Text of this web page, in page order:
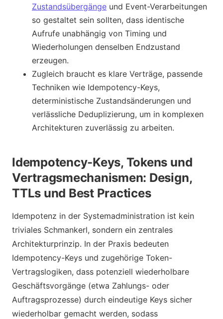
Zustandsübergänge und Event-Verarbeitungen
so gestaltet sein sollten, dass identische
Aufrufe unabhängig von Timing und
Wiederholungen denselben Endzustand
erzeugen.
Zugleich braucht es klare Verträge, passende
Techniken wie Idempotency-Keys,
deterministische Zustandsänderungen und
verlässliche Deduplizierung, um in komplexen
Architekturen zuverlässig zu arbeiten.
Idempotency-Keys, Tokens und
Vertragsmechanismen: Design,
TTLs und Best Practices
Idempotenz in der Systemadministration ist kein
triviales Schmankerl, sondern ein zentrales
Architekturprinzip. In der Praxis bedeuten
Idempotency-Keys und zugehörige Token-
Vertragslogiken, dass potenziell wiederholbare
Geschäftsvorgänge (etwa Zahlungs- oder
Auftragsprozesse) durch eindeutige Keys sicher
wiederholbar gemacht werden, sodass